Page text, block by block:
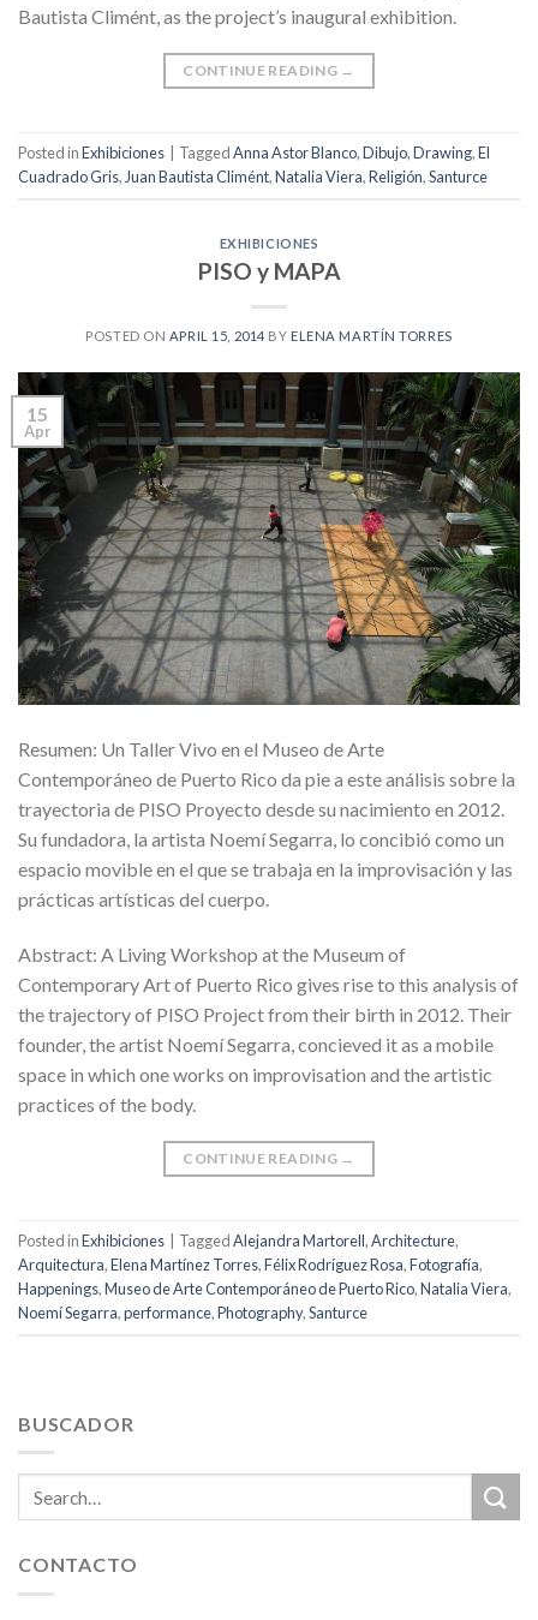
Bautista Climént, as the project’s inaugural exhibition.
CONTINUE READING →
Posted inExhibiciones TaggedAnna Astor Blanco,Dibujo,Drawing,El
Cuadrado Gris,Juan Bautista Climént,Natalia Viera,Religión,Santurce
EXHIBICIONES
PISO y MAPA
POSTED ON APRIL 15, 2014 BY ELENA MARTÍN TORRES
15
Apr
Resumen: Un Taller Vivo en el Museo de Arte
Contemporáneo de Puerto Rico da pie a este análisis sobre la
trayectoria de PISO Proyecto desde su nacimiento en 2012.
Su fundadora, la artista Noemí Segarra, lo concibió como un
espacio movible en el que se trabaja en la improvisación y las
prácticas artísticas del cuerpo.
Abstract: A Living Workshop at the Museum of
Contemporary Art of Puerto Rico gives rise to this analysis of
the trajectory of PISO Project from their birth in 2012. Their
founder, the artist Noemí Segarra, concieved it as a mobile
space in which one works on improvisation and the artistic
practices of the body.
CONTINUE READING →
Posted inExhibiciones TaggedAlejandra Martorell,Architecture,
Arquitectura,Elena Martínez Torres,Félix Rodríguez Rosa,Fotografía,
Happenings,Museo de Arte Contemporáneo de Puerto Rico,Natalia Viera,
Noemí Segarra,performance,Photography,Santurce
BUSCADOR
CONTACTO